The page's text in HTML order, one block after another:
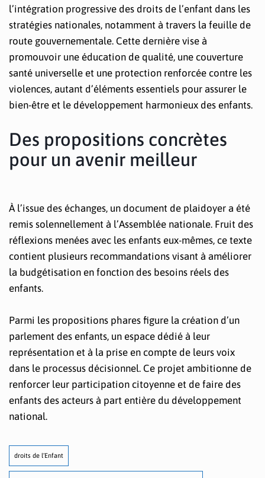
l’intégration progressive des droits de l’enfant dans les
stratégies nationales, notamment à travers la feuille de
route gouvernementale. Cette dernière vise à
promouvoir une éducation de qualité, une couverture
santé universelle et une protection renforcée contre les
violences, autant d’éléments essentiels pour assurer le
bien-être et le développement harmonieux des enfants.
Des propositions concrètes
pour un avenir meilleur
À l’issue des échanges, un document de plaidoyer a été
remis solennellement à l’Assemblée nationale. Fruit des
réflexions menées avec les enfants eux-mêmes, ce texte
contient plusieurs recommandations visant à améliorer
la budgétisation en fonction des besoins réels des
enfants.
Parmi les propositions phares figure la création d’un
parlement des enfants, un espace dédié à leur
représentation et à la prise en compte de leurs voix
dans le processus décisionnel. Ce projet ambitionne de
renforcer leur participation citoyenne et de faire des
enfants des acteurs à part entière du développement
national.
droits de l’Enfant